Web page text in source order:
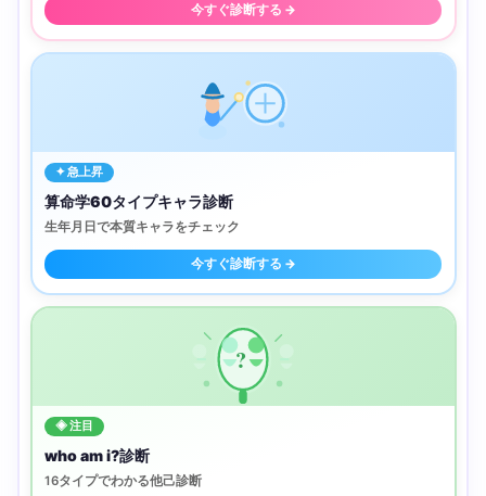
今すぐ診断する →
✦ 急上昇
算命学60タイプキャラ診断
生年月日で本質キャラをチェック
今すぐ診断する →
?
◈ 注目
who am i?診断
16タイプでわかる他己診断